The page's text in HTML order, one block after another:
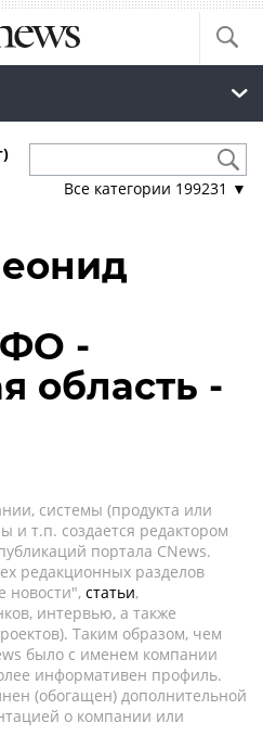
Все категории 199231 ▼
-
область -
системы (продукта или
и т.п. создается редактором
портала CNews.
редакционных разделов
новости", статьи,
интервью, а также
Таким образом, чем
было с именем компании
информативен профиль.
(обогащен) дополнительной
о компании или